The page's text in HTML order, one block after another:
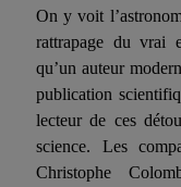
On y voit
rattrapage du vrai
qu’un auteur
publication
lecteur de ces
science. Les
Christophe